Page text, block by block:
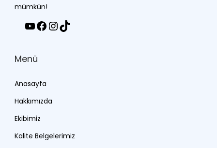
mümkün!
Menü
Anasayfa
Hakkımızda
Ekibimiz
Kalite Belgelerimiz